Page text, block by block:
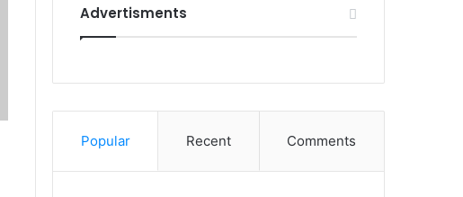
Advertisments
Popular Recent Comments